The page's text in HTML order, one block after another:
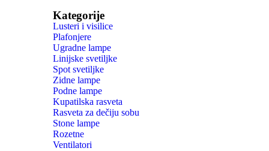
Kategorije
Lusteri i visilice
Plafonjere
Ugradne lampe
Linijske svetiljke
Spot svetiljke
Zidne lampe
Podne lampe
Kupatilska rasveta
Rasveta za dečiju sobu
Stone lampe
Rozetne
Ventilatori